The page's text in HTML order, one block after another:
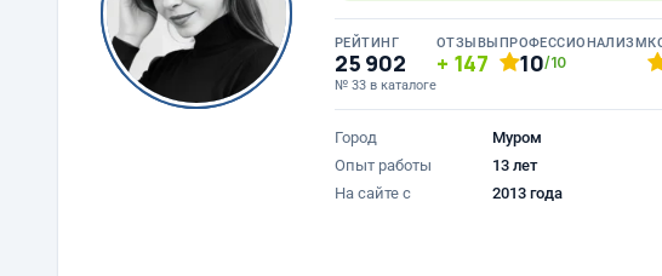
РЕЙТИНГ
25 902
№ 33 в каталоге
ОТЗЫВЫ
147
ПРОФЕССИОНАЛИЗМ
10/10
Город
Муром
Опыт работы
13 лет
На сайте с
2013 года